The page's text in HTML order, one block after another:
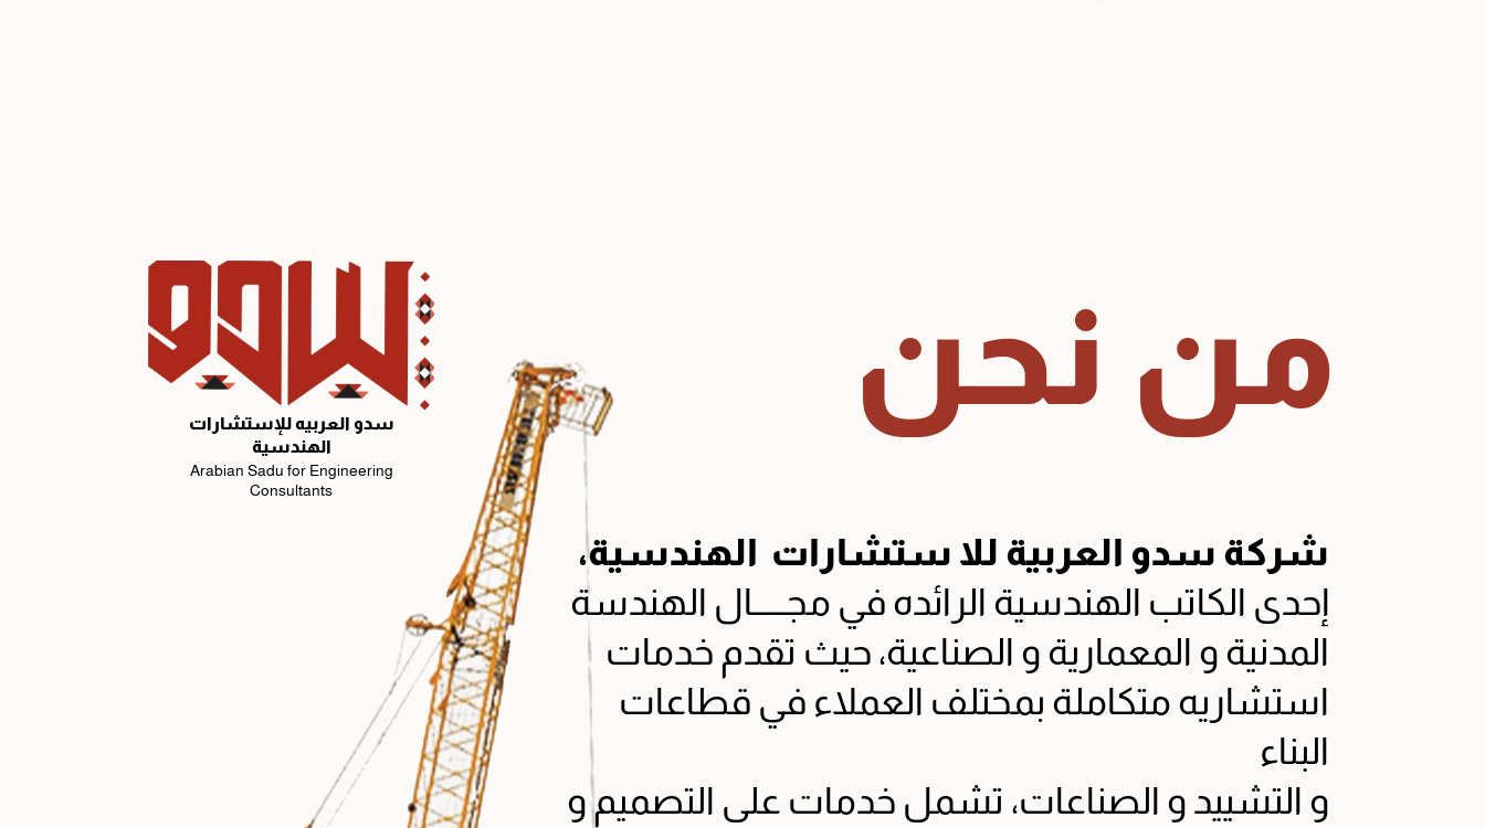
سدو العربيه للإستشارات
الهندسية
Arabian Sadu for Engineering
Consultants
من نحن
شركة سدو العربية للا ستشارات الهندسية،
إحدى الكاتب الهندسية الرائده في مجـــــال الهندسة
المدنية و المعمارية و الصناعية، حيث تقدم خدمات
استشاريه متكاملة بمختلف العملاء في قطاعات
البناء
و التشييد و الصناعات، تشمل خدمات على التصميم و